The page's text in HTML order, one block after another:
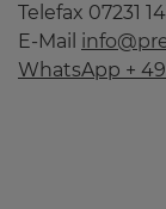
Telefax 07231
E-Mail
WhatsApp + 49